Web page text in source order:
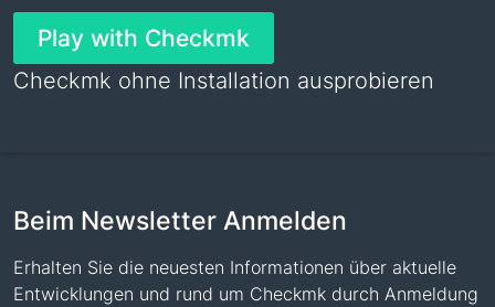
Play with Checkmk
Checkmk ohne Installation ausprobieren
Beim Newsletter Anmelden
Erhalten Sie die neuesten Informationen über aktuelle
Entwicklungen und rund um Checkmk durch Anmeldung